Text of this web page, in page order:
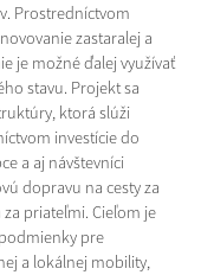
Prostredníctvom
zastaralej a
je možné ďalej využívať
stavu. Projekt sa
ktorá slúži
investície do
a aj návštevníci
dopravu na cesty za
priateľmi. Cieľom je
pre
a lokálnej mobility,